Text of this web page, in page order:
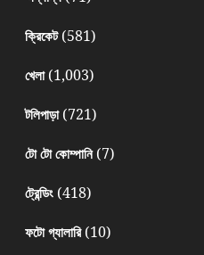
ক্রিকেট(581)
খেলা(1,003)
টলিপাড়া(721)
টো টো কোম্পানি(7)
ট্রেন্ডিং(418)
ফটো গ্যালারি(10)